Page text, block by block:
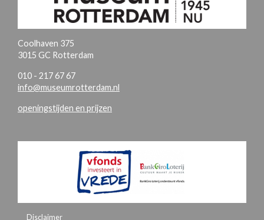
Coolhaven 375
3015 GC Rotterdam
010 - 217 67 67
info@museumrotterdam.nl
openingstijden en prijzen
Disclaimer